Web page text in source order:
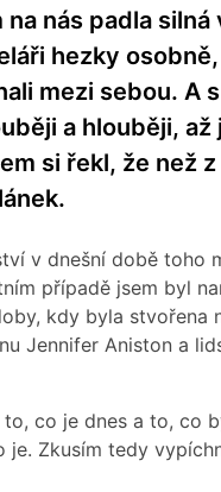
nás padla
hezky
mezi sebou. A
a hlouběji,
si řekl, že než
v dnešní době toho
případě jsem byl
kdy byla stvořena
Jennifer Aniston a
co je dnes a to, co
Zkusím tedy